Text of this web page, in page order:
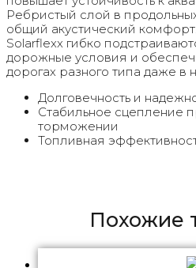
Ребристый слой в
общий акустический
Solarflexx гибко
дорожные условия и
дорогах разного типа даже в
Долговечность и
Стабильное сцепление
торможении
Топливная
Похожие